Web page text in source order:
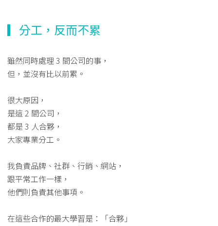
▎分工，反而不累
雖然同時處理 3 間公司的事，
但，並沒有比以前累。
很大原因，
是這 2 間公司，
都是 3 人合夥，
大家專業分工。
我負責品牌、社群、行銷、網站，
跟平常工作一樣，
他們則負責其他事項。
在這些合作的最大學習是：「合夥」